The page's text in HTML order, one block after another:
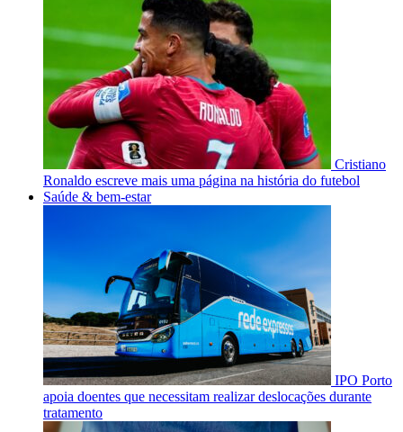
Cristiano
Ronaldo escreve mais uma página na história do futebol
Saúde & bem-estar
IPO Porto
apoia doentes que necessitam realizar deslocações durante
tratamento